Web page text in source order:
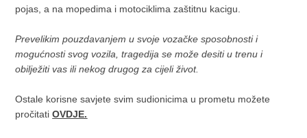
pojas, a na mopedima i motociklima zaštitnu kacigu.
Prevelikim pouzdavanjem u svoje vozačke sposobnosti i
mogućnosti svog vozila, tragedija se može desiti u trenu i
obilježiti vas ili nekog drugog za cijeli život.
Ostale korisne savjete svim sudionicima u prometu možete
pročitatiOVDJE.